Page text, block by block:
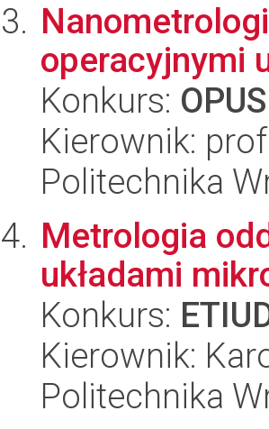
operacyjnymi
Konkurs:
Kierownik:
Politechnika
Metrologia
układami
Konkurs:
Kierownik:
Politechnika